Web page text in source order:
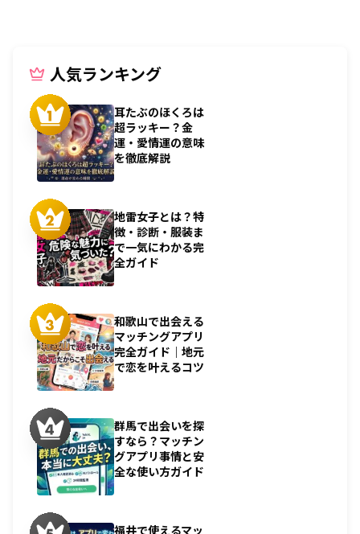
人気ランキング
耳たぶのほくろは
超ラッキー？金
運・愛情運の意味
を徹底解説
地雷女子とは？特
徴・診断・服装ま
で一気にわかる完
全ガイド
和歌山で出会える
マッチングアプリ
完全ガイド｜地元
で恋を叶えるコツ
群馬で出会いを探
すなら？マッチン
グアプリ事情と安
全な使い方ガイド
福井で使えるマッ